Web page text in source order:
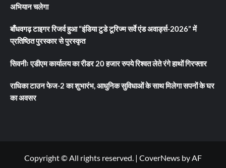
अभियान चलेगा
बाँधवगढ़ टाइगर रिजर्व हुआ “इंडिया टुडे टूरिज्म सर्वे एंड अवार्ड्स-2026” में
प्रतिष्ठित पुरस्कार से पुरस्कृत
सिवनीः एडीएम कार्यालय का रीडर 20 हजार रुपये रिश्वत लेते रंगे हाथों गिरफ्तार
राधिका टाउन फेज-2 का शुभारंभ, आधुनिक सुविधाओं के साथ मिलेगा सपनों के घर
का अवसर
Copyright © All rights reserved. | CoverNews by AF